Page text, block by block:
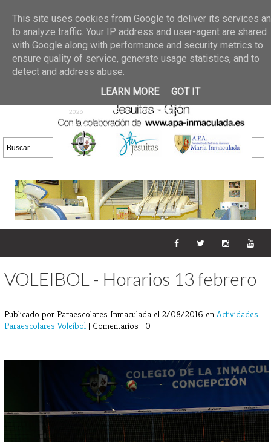
02 jun 2026
GALERIA DE FOTOS
30/05/2026
25 may 2026
GALERIA
DE FOTOS 23/05/2026
20 may
2026
GALERIA DE FOTOS
16/05/2026
DE FOTOS 09/05/2026
28 abr
2026
GALERIA DE FOTOS 25 Y
26/04/2026
VOLEIBOL - Horarios 13 febrero
Publicado por Paraescolares Inmaculada el 2/08/2016 en Actividades
Paraescolares Voleibol | Comentarios : 0
This site uses cookies from Google to deliver its services
to analyze traffic. Your IP address and user-agent are shared
with Google along with performance and security metrics to
ensure quality of service, generate usage statistics, and to
detect and address abuse.
LEARN MORE
GOT IT